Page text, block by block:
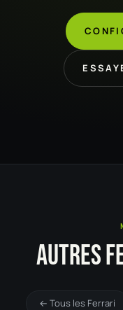
AUTRES
← Tous les Ferrari